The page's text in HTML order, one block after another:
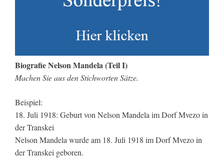
Biografie Nelson Mandela (Teil I)
Machen Sie aus den Stichworten Sätze.
Beispiel:
18. Juli 1918: Geburt von Nelson Mandela im Dorf Mvezo in
der Transkei
Nelson Mandela wurde am 18. Juli 1918 im Dorf Mvezo in
der Transkei geboren.